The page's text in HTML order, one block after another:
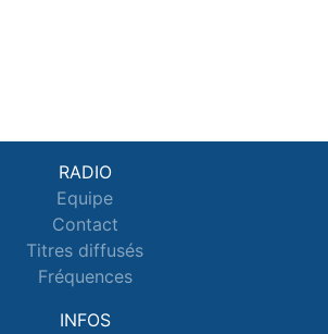
RADIO
Equipe
Contact
Titres diffusés
Fréquences
INFOS